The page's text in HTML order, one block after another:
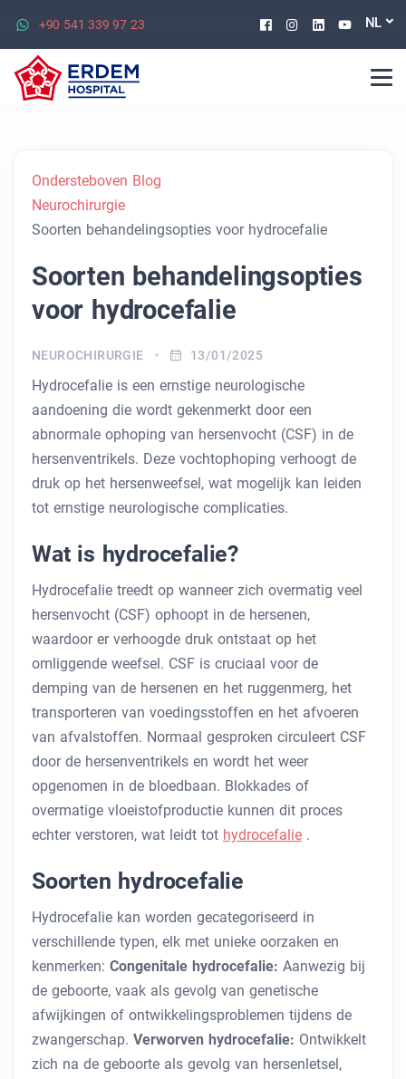
+90 541 339 97 23 Facebook
Instagram
Linkedin
NL
Ondersteboven Blog
Neurochirurgie
Soorten behandelingsopties voor hydrocefalie
Soorten behandelingsopties
voor hydrocefalie
NEUROCHIRURGIE 13/01/2025
Hydrocefalie is een ernstige neurologische
aandoening die wordt gekenmerkt door een
abnormale ophoping van hersenvocht (CSF) in de
hersenventrikels. Deze vochtophoping verhoogt de
druk op het hersenweefsel, wat mogelijk kan leiden
tot ernstige neurologische complicaties.
Wat is hydrocefalie?
Hydrocefalie treedt op wanneer zich overmatig veel
hersenvocht (CSF) ophoopt in de hersenen,
waardoor er verhoogde druk ontstaat op het
omliggende weefsel. CSF is cruciaal voor de
demping van de hersenen en het ruggenmerg, het
transporteren van voedingsstoffen en het afvoeren
van afvalstoffen. Normaal gesproken circuleert CSF
door de hersenventrikels en wordt het weer
opgenomen in de bloedbaan. Blokkades of
overmatige vloeistofproductie kunnen dit proces
echter verstoren, wat leidt tot hydrocefalie .
Soorten hydrocefalie
Hydrocefalie kan worden gecategoriseerd in
verschillende typen, elk met unieke oorzaken en
kenmerken: Congenitale hydrocefalie: Aanwezig bij
de geboorte, vaak als gevolg van genetische
afwijkingen of ontwikkelingsproblemen tijdens de
zwangerschap. Verworven hydrocefalie: Ontwikkelt
zich na de geboorte als gevolg van hersenletsel,